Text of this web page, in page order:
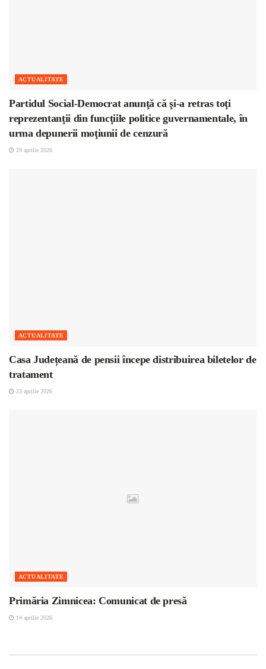
ACTUALITATE
Partidul Social-Democrat anunţă că şi-a retras toţi
reprezentanţii din funcţiile politice guvernamentale, în
urma depunerii moţiunii de cenzură
29 aprilie 2026
ACTUALITATE
Casa Județeană de pensii începe distribuirea biletelor de
tratament
23 aprilie 2026
ACTUALITATE
Primăria Zimnicea: Comunicat de presă
14 aprilie 2026